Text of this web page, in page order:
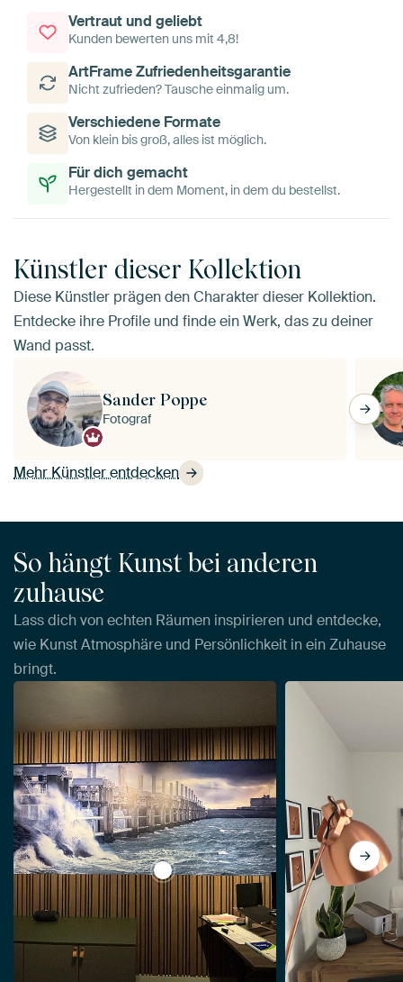
Vertraut und geliebt
Kunden bewerten uns mit 4,8!
ArtFrame Zufriedenheitsgarantie
Nicht zufrieden? Tausche einmalig um.
Verschiedene Formate
Von klein bis groß, alles ist möglich.
Für dich gemacht
Hergestellt in dem Moment, in dem du bestellst.
Künstler dieser Kollektion
Diese Künstler prägen den Charakter dieser Kollektion.
Entdecke ihre Profile und finde ein Werk, das zu deiner
Wand passt.
Mehr Künstler entdecken
Sander Poppe
Fotograf
So hängt Kunst bei anderen
zuhause
Lass dich von echten Räumen inspirieren und entdecke,
wie Kunst Atmosphäre und Persönlichkeit in ein Zuhause
bringt.
View Sturm bei Neeltje Jans von